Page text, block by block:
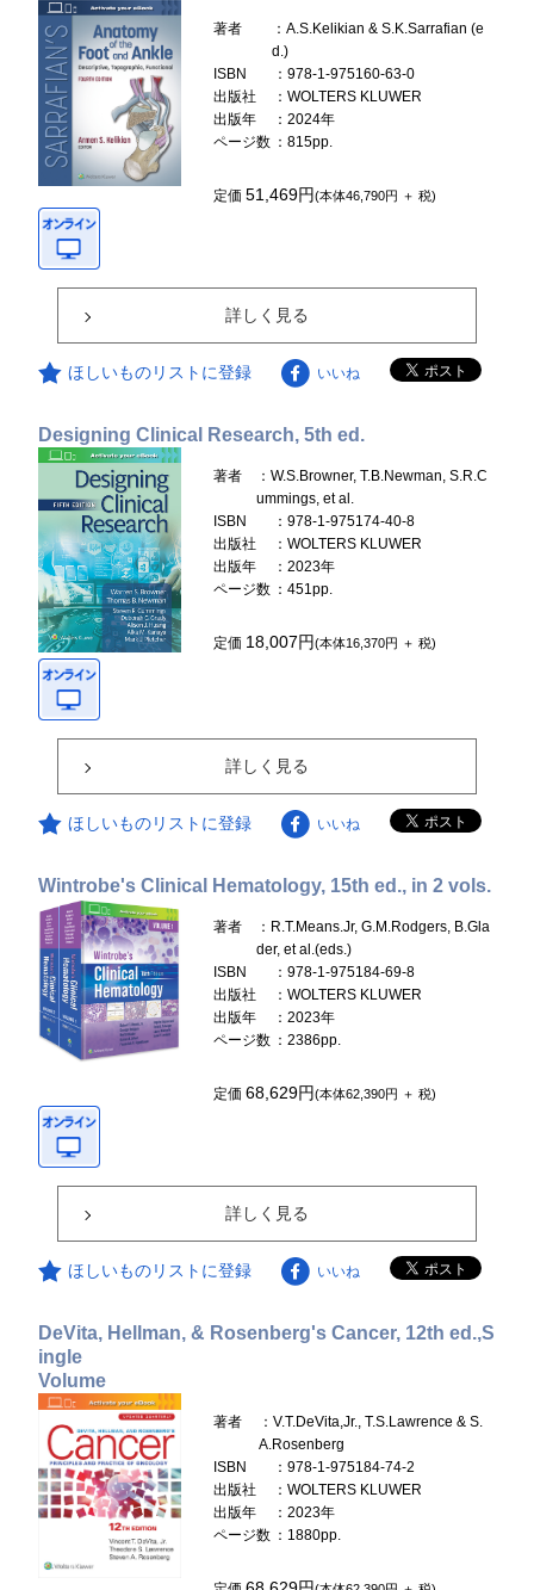
著者
：A.S.Kelikian & S.K.Sarrafian (e
d.)
ISBN
：978-1-975160-63-0
出版社
：WOLTERS KLUWER
出版年
：2024年
ページ数 ：815pp.
定価51,469円(本体46,790円 ＋ 税)
詳しく見る
ほしいものリストに登録 いいね
Designing Clinical Research, 5th ed.
著者
：W.S.Browner, T.B.Newman, S.R.C
ummings, et al.
ISBN
：978-1-975174-40-8
出版社
：WOLTERS KLUWER
出版年
：2023年
ページ数 ：451pp.
定価 18,007円(本体16,370円 ＋ 税)
詳しく見る
ほしいものリストに登録 いいね
Wintrobe's Clinical Hematology, 15th ed., in 2 vols.
著者
：R.T.Means.Jr, G.M.Rodgers, B.Gla
der, et al.(eds.)
ISBN
：978-1-975184-69-8
出版社
：WOLTERS KLUWER
出版年
：2023年
ページ数 ：2386pp.
定価68,629円(本体62,390円 ＋ 税)
詳しく見る
ほしいものリストに登録 いいね
DeVita, Hellman, & Rosenberg's Cancer, 12th ed.,S
ingle
Volume
著者
：V.T.DeVita,Jr., T.S.Lawrence & S.
A.Rosenberg
ISBN
：978-1-975184-74-2
出版社
：WOLTERS KLUWER
出版年
：2023年
ページ数 ：1880pp.